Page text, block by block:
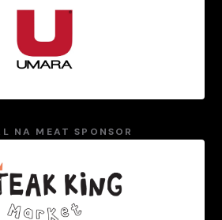
NA MEAT SPONSOR